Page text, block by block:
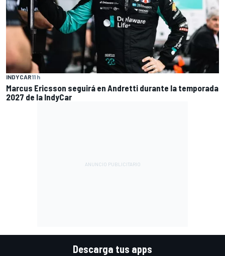
INDYCAR11 h
Marcus Ericsson seguirá en Andretti durante la temporada
2027 de la IndyCar
Descarga tus apps